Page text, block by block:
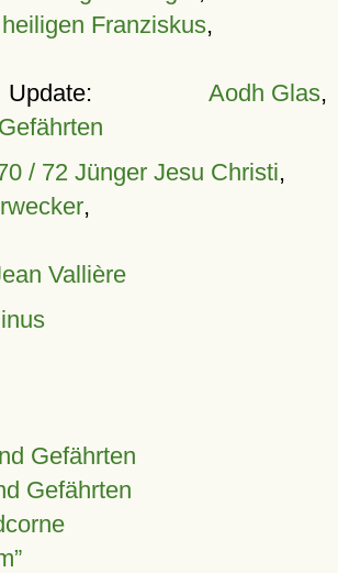
Franziskus,
Aodh Glas,
/ 72 Jünger Jesu Christi,
,
Vallière
Gefährten
Gefährten